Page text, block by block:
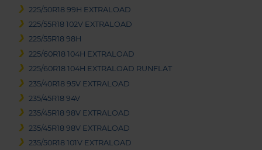
225/50R18 99H EXTRALOAD
225/55R18 102V EXTRALOAD
225/55R18 98H
225/60R18 104H EXTRALOAD
225/60R18 104H EXTRALOAD RUNFLAT
235/40R18 95V EXTRALOAD
235/45R18 94V
235/45R18 98V EXTRALOAD
235/45R18 98V EXTRALOAD
235/50R18 101V EXTRALOAD